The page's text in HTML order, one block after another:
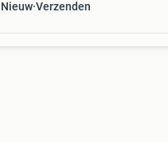
Nieuw Verzenden